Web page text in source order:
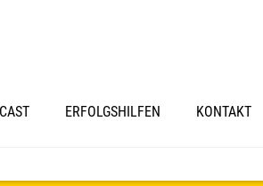
ERFOLGSHILFEN KONTAKT